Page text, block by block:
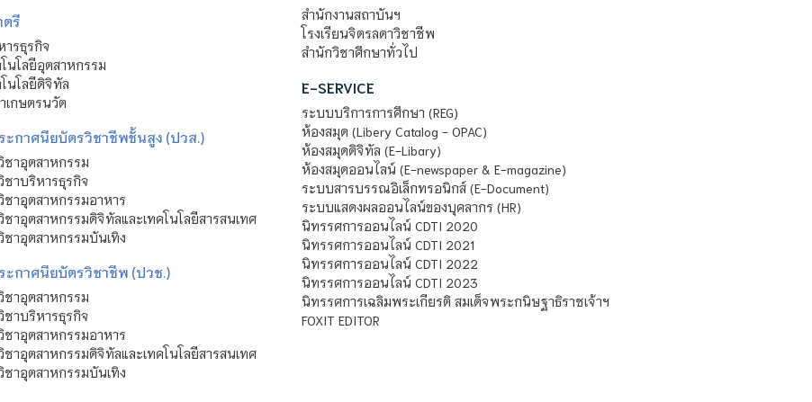
รี
รธุรกิจ
นโลยีอุตสาหกรรม
นโลยีดิจิทัล
เกษตรนวัต
ะกาศนียบัตรวิชาชีพชั้นสูง (ปวส.)
ชาอุตสาหกรรม
ชาบริหารธุรกิจ
ชาอุตสาหกรรมอาหาร
ชาอุตสาหกรรมดิจิทัลและเทคโนโลยีสารสนเทศ
ชาอุตสาหกรรมบันเทิง
ะกาศนียบัตรวิชาชีพ (ปวช.)
ชาอุตสาหกรรม
ชาบริหารธุรกิจ
ชาอุตสาหกรรมอาหาร
ชาอุตสาหกรรมดิจิทัลและเทคโนโลยีสารสนเทศ
ชาอุตสาหกรรมบันเทิง
สำนักงานสถาบันฯ
โรงเรียนจิตรลดาวิชาชีพ
สำนักวิชาศึกษาทั่วไป
E-SERVICE
ระบบบริการการศึกษา (REG)
ห้องสมุด (Libery Catalog - OPAC)
ห้องสมุดดิจิทัล (E-Libary)
ห้องสมุดออนไลน์ (E-newspaper & E-magazine)
ระบบสารบรรณอิเล็กทรอนิกส์ (E-Document)
ระบบแสดงผลออนไลน์ของบุคลากร (HR)
นิทรรศการออนไลน์ CDTI 2020
นิทรรศการออนไลน์ CDTI 2021
นิทรรศการออนไลน์ CDTI 2022
นิทรรศการออนไลน์ CDTI 2023
นิทรรศการเฉลิมพระเกียรติ สมเด็จพระกนิษฐาธิราชเจ้าฯ
FOXIT EDITOR